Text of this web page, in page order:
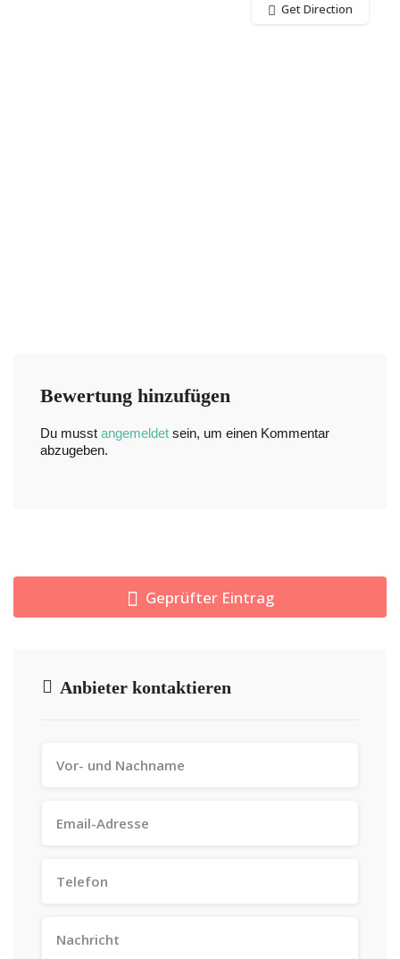
Get Direction
Bewertung hinzufügen
Du musst angemeldet sein, um einen Kommentar
abzugeben.
Geprüfter Eintrag
Anbieter kontaktieren